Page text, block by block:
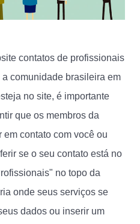
contatos de profissionais
comunidade brasileira em
no site, é importante
que os membros da
contato com você ou
se o seu contato está no
no topo da
onde seus serviços se
dados ou inserir um